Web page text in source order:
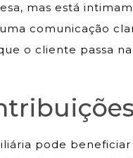
mas está
uma comunicação
o cliente passa
pode